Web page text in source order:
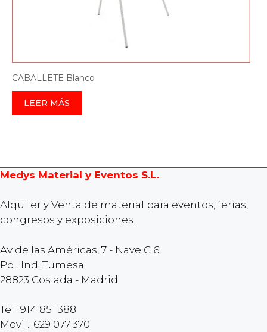
CABALLETE Blanco
LEER MÁS
Medys Material y Eventos S.L.
Alquiler y Venta de material para eventos, ferias,
congresos y exposiciones.
Av de las Américas, 7 - Nave C 6
Pol. Ind. Tumesa
28823 Coslada - Madrid
Tel.: 914 851 388
Movil.: 629 077 370